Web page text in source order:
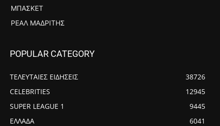
ΜΠΆΣΚΕΤ
ΡΕΆΛ ΜΑΔΡΊΤΗΣ
POPULAR CATEGORY
ΤΕΛΕΥΤΑΙΕΣ ΕΙΔΗΣΕΙΣ
38726
CELEBRITIES
12945
SUPER LEAGUE 1
9445
ΕΛΛΑΔΑ
6041